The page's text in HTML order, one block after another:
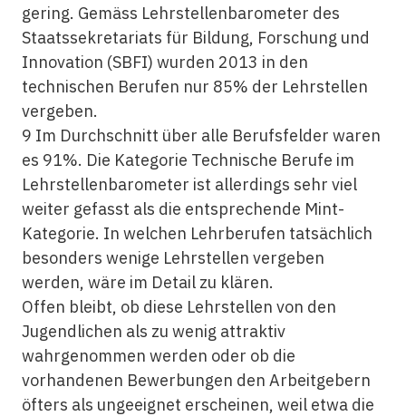
gering. Gemäss Lehrstellenbarometer des
Staatssekretariats für Bildung, Forschung und
Innovation (SBFI) wurden 2013 in den
technischen Berufen nur 85% der Lehrstellen
vergeben.
9 Im Durchschnitt über alle Berufsfelder waren
es 91%. Die Kategorie Technische Berufe im
Lehrstellenbarometer ist allerdings sehr viel
weiter gefasst als die entsprechende Mint-
Kategorie. In welchen Lehrberufen tatsächlich
besonders wenige Lehrstellen vergeben
werden, wäre im Detail zu klären.
Offen bleibt, ob diese Lehrstellen von den
Jugendlichen als zu wenig attraktiv
wahrgenommen werden oder ob die
vorhandenen Bewerbungen den Arbeitgebern
öfters als ungeeignet erscheinen, weil etwa die